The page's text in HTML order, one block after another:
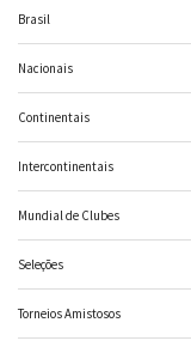
Brasil
Nacionais
Continentais
Intercontinentais
Mundial de Clubes
Seleções
Torneios Amistosos